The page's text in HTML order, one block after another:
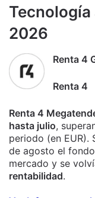
Tecnología
2026
Renta 4
Renta 4
Renta 4
hasta julio,
periodo (en EUR).
de agosto el
mercado y se
rentabilidad.